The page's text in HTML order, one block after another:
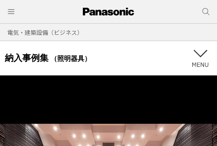
電気・建築設備（ビジネス）
納入事例集 （照明器具）